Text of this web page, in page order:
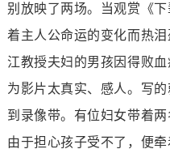
别放映了两场。当观赏《
着主人公命运的变化而热
江教授夫妇的男孩因得败
为影片太真实、感人。写
到录像带。有位妇女带着
由于担心孩子受不了，便